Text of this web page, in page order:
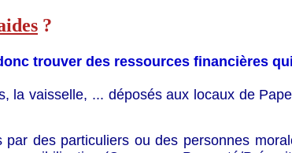
?
trouver des ressources financières
la vaisselle, ... déposés aux locaux de
par des particuliers ou des personnes